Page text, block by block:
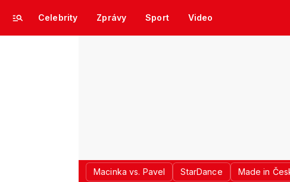
Celebrity Zprávy Sport Video
Macinka vs. Pavel StarDance Made in